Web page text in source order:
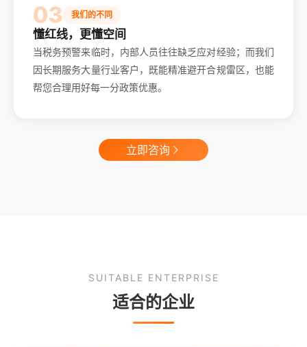
03 我们的不同
懂红线，更懂空间
当税务预警来临时，内部人员往往缺乏应对经验；而我们
因长期服务大量行业客户，既能精准避开合规雷区，也能
帮您合理用好每一分政策优惠。
立即咨询
SUITABLE ENTERPRISE
适合的企业